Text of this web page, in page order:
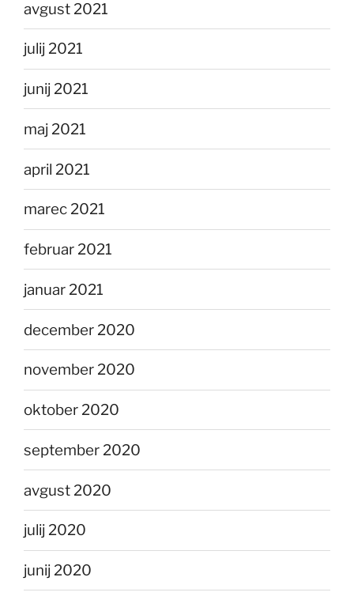
avgust 2021
julij 2021
junij 2021
maj 2021
april 2021
marec 2021
februar 2021
januar 2021
december 2020
november 2020
oktober 2020
september 2020
avgust 2020
julij 2020
junij 2020